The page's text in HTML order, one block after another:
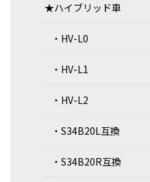
★ハイブリッド車
・HV-L0
・HV-L1
・HV-L2
・S34B20L互換
・S34B20R互換